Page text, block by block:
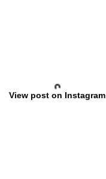
View post on Instagram